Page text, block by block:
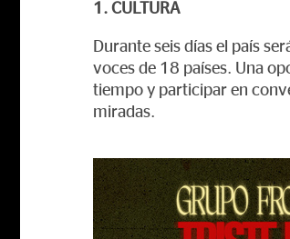
1. CULTURA
Durante seis días el país
voces de 18 países. Una
tiempo y participar en
miradas.